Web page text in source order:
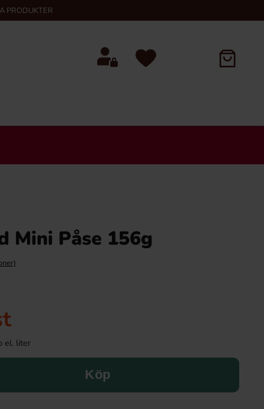
PRODUKTER
Mini Påse 156g
el. liter
Köp